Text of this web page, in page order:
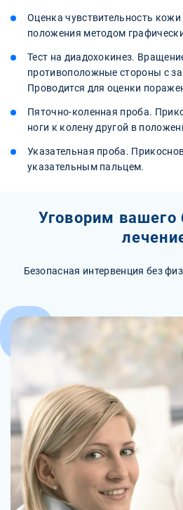
Оценка чувствительность кожи
положения методом
Тест на диадохокинез.
противоположные стороны с
Проводится для оценки
Пяточно-коленная проба.
ноги к колену другой в
Указательная проба.
указательным пальцем.
Уговорим вашего
Безопасная интервенция без